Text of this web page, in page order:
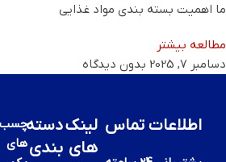
ما اهمیت بسته ‌بندی مواد غذایی
مطالعه بیشتر
دسامبر 7, 2025
بدون دیدگاه
اطلاعات تماس لینک
های
دسته
بندی
چسب
های